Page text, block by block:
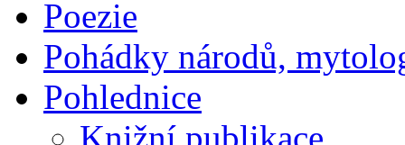
Poezie
Pohádky národů,
Pohlednice
Knižní publikace